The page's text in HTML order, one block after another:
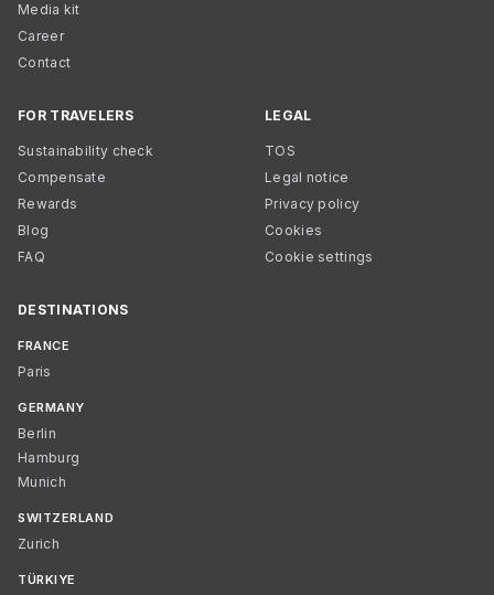
Media kit
Career
Contact
FOR TRAVELERS
Sustainability check
Compensate
Rewards
Blog
FAQ
LEGAL
TOS
Legal notice
Privacy policy
Cookies
Cookie settings
DESTINATIONS
FRANCE
Paris
GERMANY
Berlin
Hamburg
Munich
SWITZERLAND
Zurich
TÜRKIYE